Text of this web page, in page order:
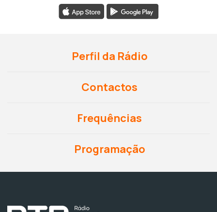
Perfil da Rádio
Contactos
Frequências
Programação